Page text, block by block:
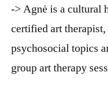
-> Agnė is a cultural
certified art
psychosocial topics
group art therapy